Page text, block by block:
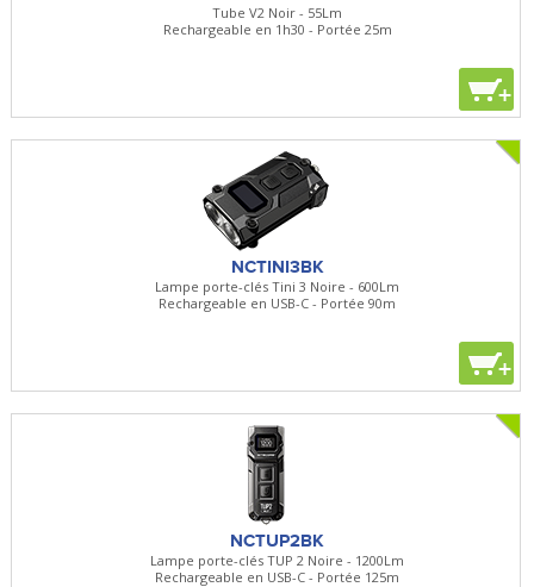
Tube V2 Noir - 55Lm
Rechargeable en 1h30 - Portée 25m
+
NCTINI3BK
Lampe porte-clés Tini 3 Noire - 600Lm
Rechargeable en USB-C - Portée 90m
+
NCTUP2BK
Lampe porte-clés TUP 2 Noire - 1200Lm
Rechargeable en USB-C - Portée 125m